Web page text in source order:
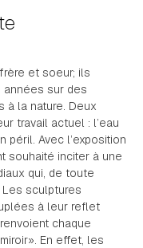
et soeur; ils
années sur des
à la nature. Deux
travail actuel : l’eau
Avec l’exposition
souhaité inciter à une
qui, de toute
Les sculptures
à leur reflet
chaque
En effet, les